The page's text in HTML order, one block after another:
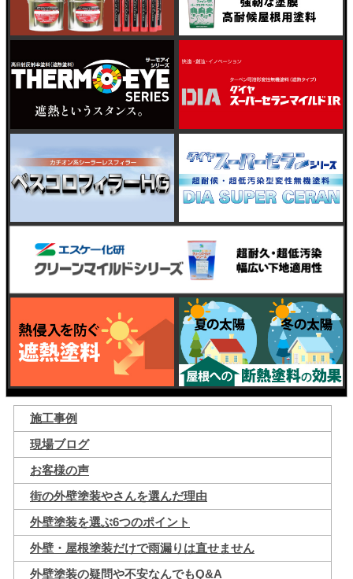
施工事例
現場ブログ
お客様の声
街の外壁塗装やさんを選んだ理由
外壁塗装を選ぶ6つのポイント
外壁・屋根塗装だけで雨漏りは直せません
外壁塗装の疑問や不安なんでもQ&A